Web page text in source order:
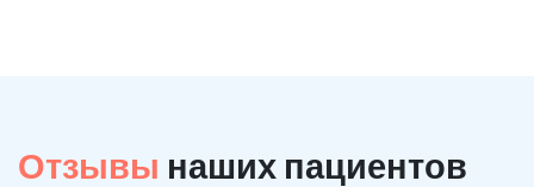
Отзывы наших пациентов